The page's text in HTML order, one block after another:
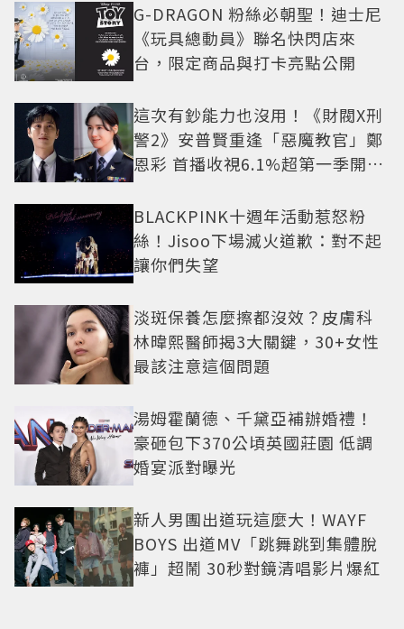
G-DRAGON 粉絲必朝聖！迪士尼
《玩具總動員》聯名快閃店來
台，限定商品與打卡亮點公開
這次有鈔能力也沒用！《財閥X刑
警2》安普賢重逢「惡魔教官」鄭
恩彩 首播收視6.1%超第一季開紅
BLACKPINK十週年活動惹怒粉
絲！Jisoo下場滅火道歉：對不起
讓你們失望
淡斑保養怎麼擦都沒效？皮膚科
林暐熙醫師揭3大關鍵，30+女性
最該注意這個問題
湯姆霍蘭德、千黛亞補辦婚禮！
豪砸包下370公頃英國莊園 低調
婚宴派對曝光
新人男團出道玩這麼大！WAYF
BOYS 出道MV「跳舞跳到集體脫
褲」超鬧 30秒對鏡清唱影片爆紅